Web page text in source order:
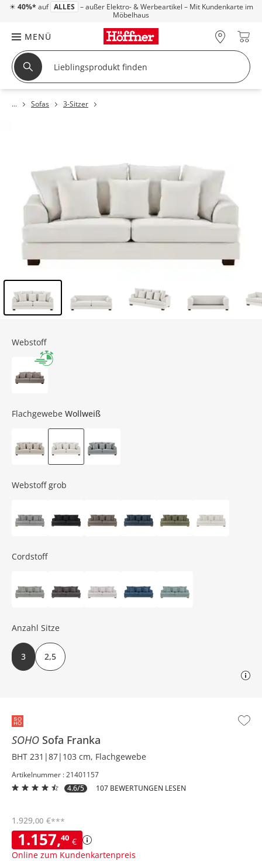
☀ 40%* auf ALLES – außer Elektro- & Werbeartikel – Mit Kundenkarte im
Möbelhaus
MENÜ
Sofas 3-Sitzer
SOHO Sofa Franka
BHT 231|87|103 cm, Flachgewebe
Artikelnummer : 21401157
4.6/5
107 BEWERTUNGEN LESEN
1.157,40 €
Online zum Kundenkartenpreis
1.929,00 €***
Webstoff
Flachgewebe Wollweiß
Webstoff grob
Cordstoff
Anzahl Sitze
3 2,5